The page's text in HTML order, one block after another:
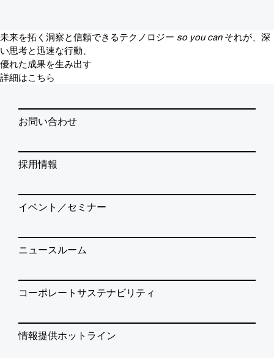
未来を拓く洞察と信頼できるテクノロジー so you can それが、深
い思考と迅速な行動、
優れた成果を生み出す
詳細はこちら
お問い合わせ
採用情報
イベント／セミナー
ニュースルーム
コーポレートサステナビリティ
情報提供ホットライン